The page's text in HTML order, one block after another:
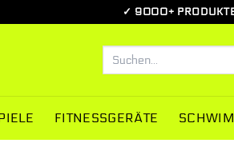
✓ 9000+
Suchen
FITNESSGERÄTE